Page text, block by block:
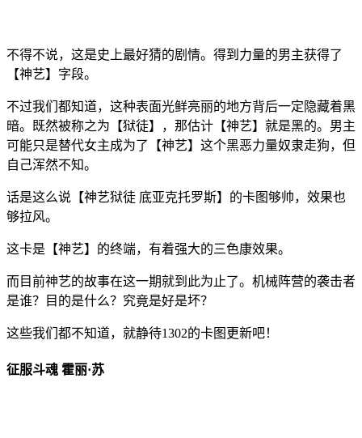
不得不说，这是史上最好猜的剧情。得到力量的男主获得了
【神艺】字段。
不过我们都知道，这种表面光鲜亮丽的地方背后一定隐藏着黑
暗。既然被称之为【狱徒】，那估计【神艺】就是黑的。男主
可能只是替代女主成为了【神艺】这个黑恶力量奴隶走狗，但
自己浑然不知。
话是这么说【神艺狱徒 底亚克托罗斯】的卡图够帅，效果也
够拉风。
这卡是【神艺】的终端，有着强大的三色康效果。
而目前神艺的故事在这一期就到此为止了。机械阵营的袭击者
是谁？目的是什么？究竟是好是坏？
这些我们都不知道，就静待1302的卡图更新吧！
征服斗魂 霍丽·苏